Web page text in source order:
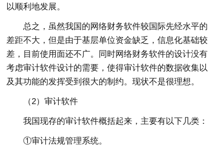
以顺利地发展。
总之，虽然我国的网络财务软件较国际先经水平的
差距不大，但是由于基层单位资金缺乏，信息化基础较
差，目前使用面还不广。同时网络财务软件的设计没有
考虑审计软件设计的需要，使得审计软件的数据收集以
及其功能的发挥受到很大的制约。现状不是很理想。
（2）审计软件
我国现存的审计软件概括起来，主要有以下几类：
①审计法规管理系统。